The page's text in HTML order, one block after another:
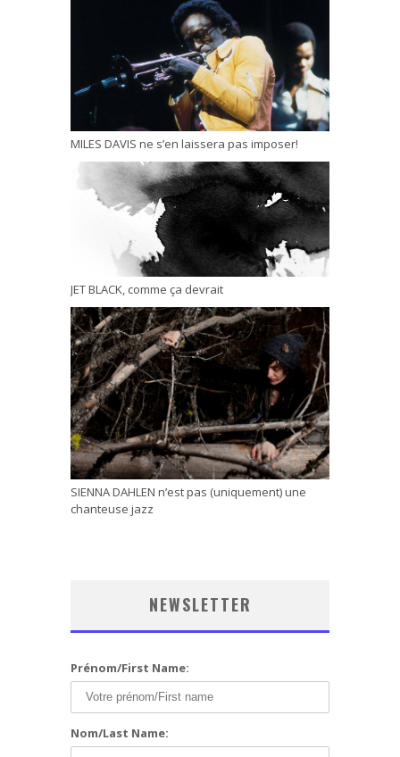
MILES DAVIS ne s’en laissera pas imposer!
JET BLACK, comme ça devrait
SIENNA DAHLEN n’est pas (uniquement) une
chanteuse jazz
NEWSLETTER
Prénom/First Name:
Nom/Last Name: